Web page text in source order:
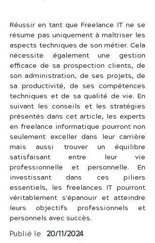
Réussir en tant que Freelance IT ne se
résume pas uniquement à maîtriser les
aspects techniques de son métier. Cela
nécessite également une gestion
efficace de sa prospection clients, de
son administration, de ses projets, de
sa productivité, de ses compétences
techniques et de sa qualité de vie. En
suivant les conseils et les stratégies
présentés dans cet article, les experts
en freelance informatique pourront non
seulement exceller dans leur carrière
mais aussi trouver un équilibre
satisfaisant entre leur vie
professionnelle et personnelle. En
investissant dans ces piliers
essentiels, les freelances IT pourront
véritablement s'épanouir et atteindre
leurs objectifs professionnels et
personnels avec succès.
Publié le 20/11/2024